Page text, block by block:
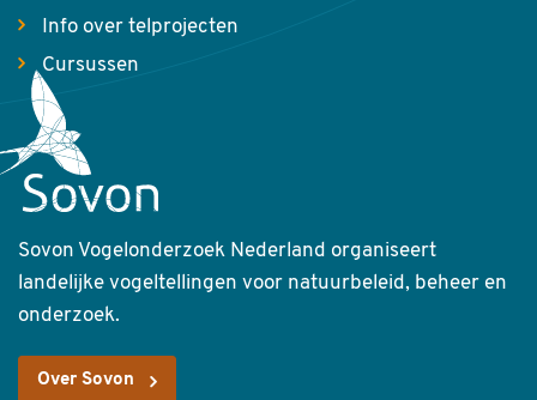
Info over telprojecten
Cursussen
Sovon Vogelonderzoek Nederland organiseert
landelijke vogeltellingen voor natuurbeleid, beheer en
onderzoek.
Over Sovon